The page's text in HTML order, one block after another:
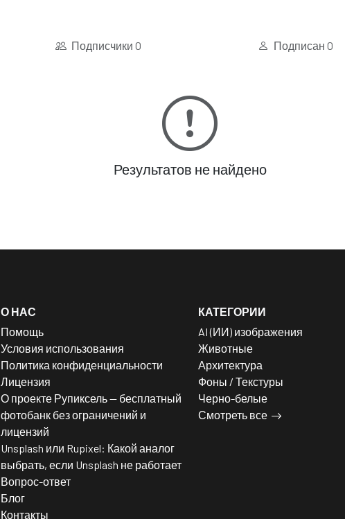
Подписчики 0 Подписан0
Результатов не найдено
О НАС
Помощь
Условия использования
Политика конфиденциальности
Лицензия
О проекте Рупиксель — бесплатный
фотобанк без ограничений и
лицензий
Unsplash или Rupixel: Какой аналог
выбрать, если Unsplash не работает
Вопрос-ответ
Блог
Контакты
КАТЕГОРИИ
AI (ИИ) изображения
Животные
Архитектура
Фоны / Текстуры
Черно-белые
Смотреть все